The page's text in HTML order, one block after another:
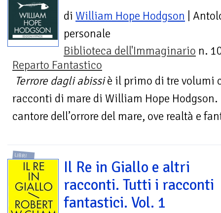
di William Hope Hodgson |
personale
Biblioteca dell'Immaginario n.
Reparto Fantastico
Terrore dagli abissiè il primo di tre volumi
racconti di mare di William Hope
cantore dell’orrore del mare, ove realtà e
LIBRI
Il Re in Giallo e altri
racconti. Tutti i racconti
fantastici. Vol. 1